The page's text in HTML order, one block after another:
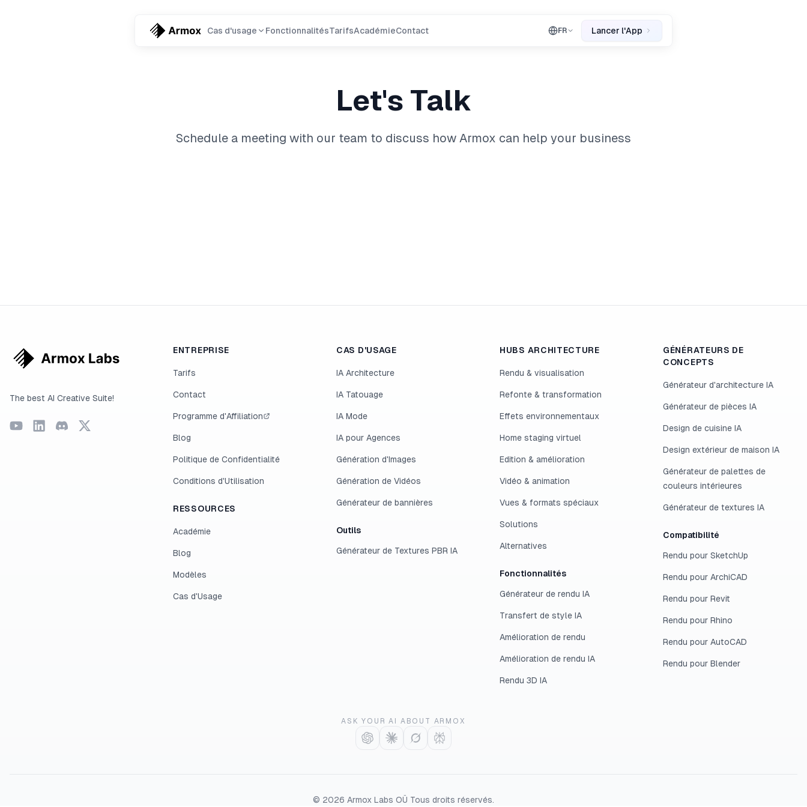
Cas d'usage FonctionnalitésTarifsAcadémieContact FR Lancer l'App
Let's Talk
Schedule a meeting with our team to discuss how Armox can help your business
The best AI Creative Suite!
ENTREPRISE
Tarifs
Contact
Programme d'Affiliation
Blog
Politique de Confidentialité
Conditions d'Utilisation
RESSOURCES
Académie
Blog
Modèles
Cas d'Usage
CAS D'USAGE
IA Architecture
IA Tatouage
IA Mode
IA pour Agences
Génération d'Images
Génération de Vidéos
Générateur de bannières
Outils
Générateur de Textures PBR IA
HUBS ARCHITECTURE
Rendu & visualisation
Refonte & transformation
Effets environnementaux
Home staging virtuel
Edition & amélioration
Vidéo & animation
Vues & formats spéciaux
Solutions
Alternatives
Fonctionnalités
Générateur de rendu IA
Transfert de style IA
Amélioration de rendu
Amélioration de rendu IA
Rendu 3D IA
GÉNÉRATEURS DE
CONCEPTS
Générateur d'architecture IA
Générateur de pièces IA
Design de cuisine IA
Design extérieur de maison IA
Générateur de palettes de
couleurs intérieures
Générateur de textures IA
Compatibilité
Rendu pour SketchUp
Rendu pour ArchiCAD
Rendu pour Revit
Rendu pour Rhino
Rendu pour AutoCAD
Rendu pour Blender
ASK YOUR AI ABOUT ARMOX
© 2026 Armox Labs OÜ Tous droits réservés.